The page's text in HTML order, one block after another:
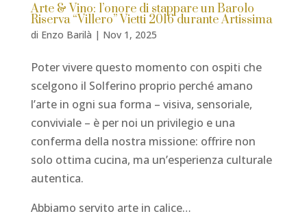
Arte & Vino: l’onore di stappare un Barolo
Riserva “Villero” Vietti 2016 durante Artissima
di Enzo Barilà | Nov 1, 2025
Poter vivere questo momento con ospiti che
scelgono il Solferino proprio perché amano
l’arte in ogni sua forma – visiva, sensoriale,
conviviale – è per noi un privilegio e una
conferma della nostra missione: offrire non
solo ottima cucina, ma un’esperienza culturale
autentica.
Abbiamo servito arte in calice…